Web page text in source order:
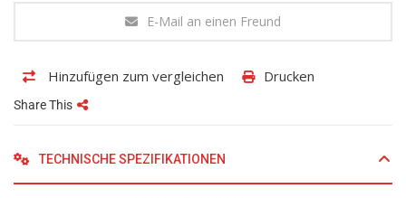
E-Mail an einen Freund
Hinzufügen zum vergleichen Drucken
Share This
TECHNISCHE SPEZIFIKATIONEN